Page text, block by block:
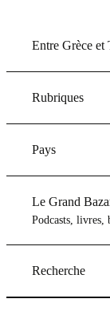
Entre Grèce et
Rubriques
Pays
Le Grand
Podcasts, livres,
Recherche